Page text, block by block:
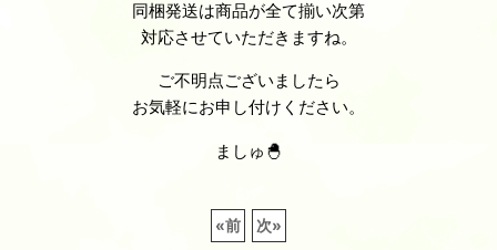
同梱発送は商品が全て揃い次第
対応させていただきますね。
ご不明点ございましたら
お気軽にお申し付けください。
ましゅ🐣
«前 次»